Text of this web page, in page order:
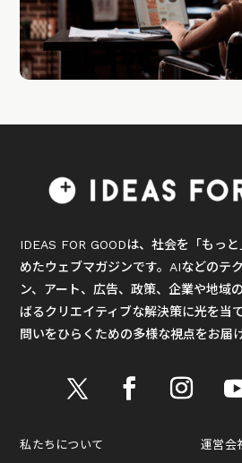
IDEAS FOR GOODは、社会を「もっ
めたウェブマガジンです。AIなどのテ
ン、アート、広告、政策、企業や地域
ばるクリエイティブな解決策に光を当
問いをひらくための多様な視点をお届
私たちについて 運営会